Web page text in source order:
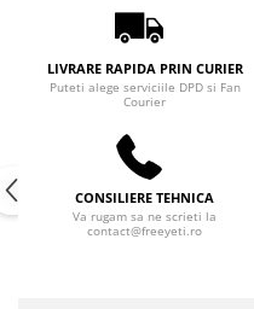
LIVRARE RAPIDA PRIN CURIER
Puteti alege serviciile DPD si Fan
Courier
CONSILIERE TEHNICA
Va rugam sa ne scrieti la
contact@freeyeti.ro